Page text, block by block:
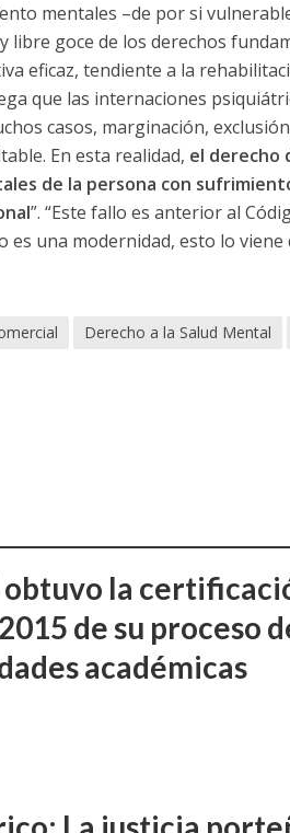
mentales –de por si
libre goce de los derechos
eficaz, tendiente a la
que las internaciones
casos, marginación,
En esta realidad, el derecho
de la persona con
”. “Este fallo es anterior al
una modernidad, esto lo
Derecho a la Salud Mental
obtuvo la
de su proceso
académicas